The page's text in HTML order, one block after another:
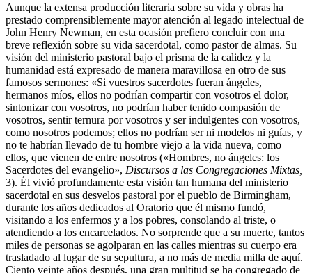
Aunque la extensa producción literaria sobre su vida y obras ha
prestado comprensiblemente mayor atención al legado intelectual de
John Henry Newman, en esta ocasión prefiero concluir con una
breve reflexión sobre su vida sacerdotal, como pastor de almas. Su
visión del ministerio pastoral bajo el prisma de la calidez y la
humanidad está expresado de manera maravillosa en otro de sus
famosos sermones: «Si vuestros sacerdotes fueran ángeles,
hermanos míos, ellos no podrían compartir con vosotros el dolor,
sintonizar con vosotros, no podrían haber tenido compasión de
vosotros, sentir ternura por vosotros y ser indulgentes con vosotros,
como nosotros podemos; ellos no podrían ser ni modelos ni guías, y
no te habrían llevado de tu hombre viejo a la vida nueva, como
ellos, que vienen de entre nosotros («Hombres, no ángeles: los
Sacerdotes del evangelio», Discursos a las Congregaciones Mixtas,
3). Él vivió profundamente esta visión tan humana del ministerio
sacerdotal en sus desvelos pastoral por el pueblo de Birmingham,
durante los años dedicados al Oratorio que él mismo fundó,
visitando a los enfermos y a los pobres, consolando al triste, o
atendiendo a los encarcelados. No sorprende que a su muerte, tantos
miles de personas se agolparan en las calles mientras su cuerpo era
trasladado al lugar de su sepultura, a no más de media milla de aquí.
Ciento veinte años después, una gran multitud se ha congregado de